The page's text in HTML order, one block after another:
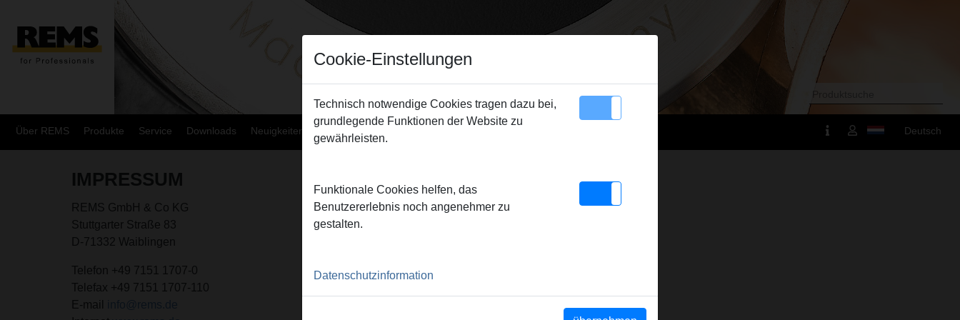
Über REMS Produkte Service Downloads Neuigkeiten Sitemap Deutsch
IMPRESSUM
REMS GmbH & Co KG
Stuttgarter Straße 83
D-71332 Waiblingen
Telefon +49 7151 1707-0
Telefax +49 7151 1707-110
E-mail
Cookie-Einstellungen
Technisch notwendige Cookies tragen dazu bei,
grundlegende Funktionen der Website zu
gewährleisten.
Funktionale Cookies helfen, das
Benutzererlebnis noch angenehmer zu
gestalten.
Datenschutzinformation